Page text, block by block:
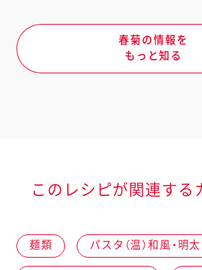
春菊の情報を
もっと知る
このレシピが関連する
麺類 パスタ（温）和風・明太